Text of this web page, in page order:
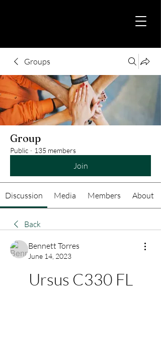
Groups
Group
Public · 135 members
Join
Discussion Media Members About
Back
Bennett Torres
June 14, 2023
Ursus C330 FL